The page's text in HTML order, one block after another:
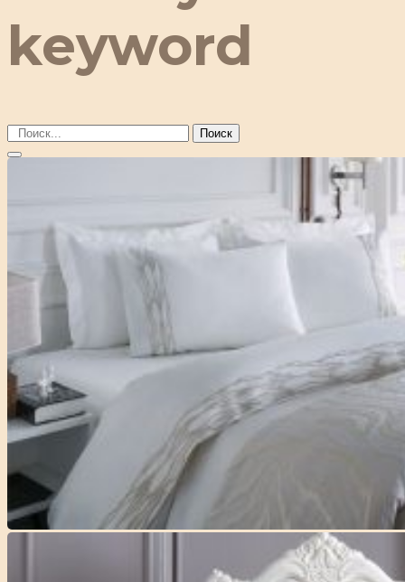
keyword
Поиск